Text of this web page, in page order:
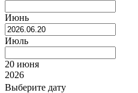
Июнь
Июль
20 июня
2026
Выберите дату